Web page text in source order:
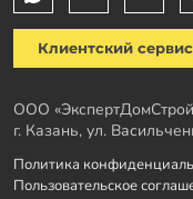
Клиентский сервис
ООО
г. Казань, ул.
Политика
Пользовательское